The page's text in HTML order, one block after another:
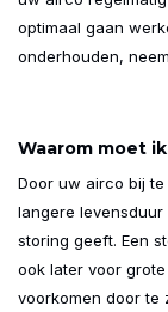
optimaal gaan
onderhouden,
Waarom moet
Door uw airco bij
langere
storing geeft. Een
ook later voor
voorkomen door te